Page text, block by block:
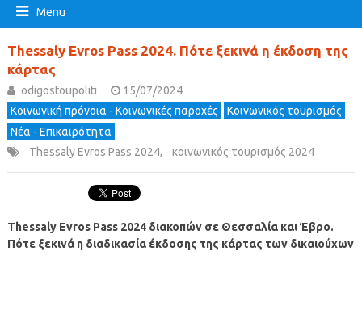
Menu
Thessaly Evros Pass 2024. Πότε ξεκινά η έκδοση της
κάρτας
odigostoupoliti
15/07/2024
Κοινωνική πρόνοια - Κοινωνικές παροχές
Κοινωνικός τουρισμός
Νέα - Επικαιρότητα
Thessaly Evros Pass 2024, κοινωνικός τουρισμός 2024
Thessaly Evros Pass 2024 διακοπών σε Θεσσαλία και Έβρο.
Πότε ξεκινά η διαδικασία έκδοσης της κάρτας των δικαιούχων